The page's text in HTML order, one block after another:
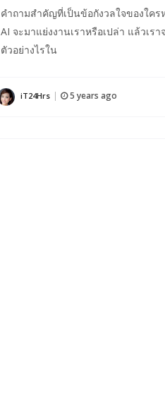
คำถามสำคัญที่เป็นข้อกังวลใจของใคร
AI จะมาแย่งงานเราหรือเปล่า แล้วเรา
ตัวอย่างไรใน
iT24Hrs 5 years ago